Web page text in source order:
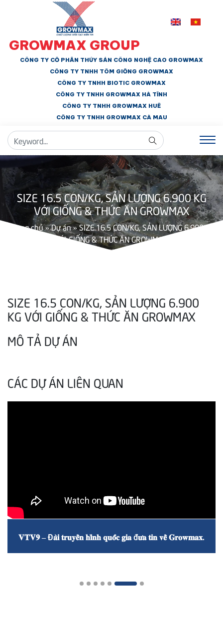
GROWMAX GROUP
CÔNG TY CỔ PHẦN THỦY SẢN CÔNG NGHỆ CAO GROWMAX
CÔNG TY TNHH TÔM GIỐNG GROWMAX
CÔNG TY TNHH BIOTIC GROWMAX
CÔNG TY TNHH GROWMAX HÀ TĨNH
CÔNG TY TNHH GROWMAX HUẾ
CÔNG TY TNHH GROWMAX CÀ MAU
SIZE 16.5 CON/KG, SẢN LƯỢNG 6.900 KG
VỚI GIỐNG & THỨC ĂN GROWMAX
Trang chủ»Dự án»SIZE 16.5 CON/KG, SẢN LƯỢNG 6.900 KG
VỚI GIỐNG & THỨC ĂN GROWMAX
SIZE 16.5 CON/KG, SẢN LƯỢNG 6.900
KG VỚI GIỐNG & THỨC ĂN GROWMAX
MÔ TẢ DỰ ÁN
CÁC DỰ ÁN LIÊN QUAN
𝐕𝐓𝐕𝟗 – Đ𝐚̀𝐢 𝐭𝐫𝐮𝐲𝐞̂̀𝐧 𝐡𝐢̀𝐧𝐡 𝐪𝐮𝐨̂́𝐜 𝐠𝐢𝐚 đ𝐮̛𝐚 𝐭𝐢𝐧 𝐯𝐞̂̀ 𝐆𝐫𝐨𝐰𝐦𝐚𝐱.